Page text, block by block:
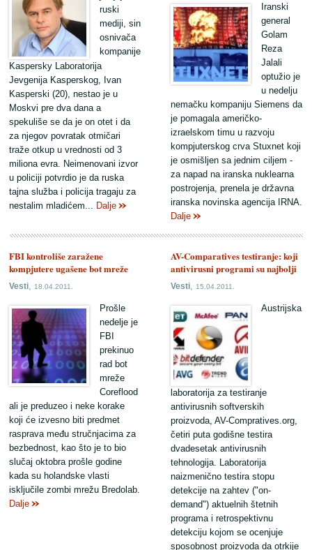
Iranski
general
Golam
Reza
Jalali
optužio je
u nedelju
nemačku kompaniju Siemens da
je pomagala američko-
izraelskom timu u razvoju
kompjuterskog crva Stuxnet koji
je osmišljen sa jednim ciljem -
za napad na iranska nuklearna
postrojenja, prenela je državna
iranska novinska agencija IRNA.
Dalje
ruski
mediji, sin
osnivača
kompanije
Kaspersky Laboratorija
Jevgenija Kasperskog, Ivan
Kasperski (20), nestao je u
Moskvi pre dva dana a
spekuliše se da je on otet i da
za njegov povratak otmičari
traže otkup u vrednosti od 3
miliona evra. Neimenovani izvor
u policiji potvrdio je da ruska
tajna služba i policija tragaju za
nestalim mladićem... Dalje
AV-Comparatives testiranje: koji
antivirusni programi su najbolji
Vesti,15.04.2011.
Austrijska
laboratorija za testiranje
antivirusnih softverskih
proizvoda, AV-Compratives.org,
četiri puta godišne testira
dvadesetak antivirusnih
tehnologija. Laboratorija
naizmenično testira stopu
detekcije na zahtev ("on-
demand") aktuelnih štetnih
programa i retrospektivnu
detekciju kojom se ocenjuje
sposobnost proizvoda da otrkije
FBI kontroliše zaražene
kompjutere ugašene bot mreže
Vesti,18.04.2011.
Prošle
nedelje je
FBI
prekinuo
rad bot
mreže
Coreflood
ali je preduzeo i neke korake
koji će izvesno biti predmet
rasprava među stručnjacima za
bezbednost, kao što je to bio
slučaj oktobra prošle godine
kada su holandske vlasti
isključile zombi mrežu Bredolab.
Dalje